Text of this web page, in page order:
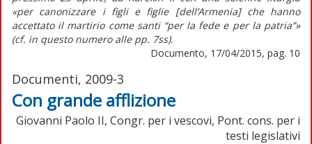
«per canonizzare i figli e figlie [dell’Armenia] che hanno
accettato il martirio come santi “per la fede e per la patria”»
(cf. in questo numero alle pp. 7ss).
Documento, 17/04/2015, pag. 10
Documenti, 2009-3
Con grande afflizione
Giovanni Paolo II, Congr. per i vescovi, Pont. cons. per i
testi legislativi